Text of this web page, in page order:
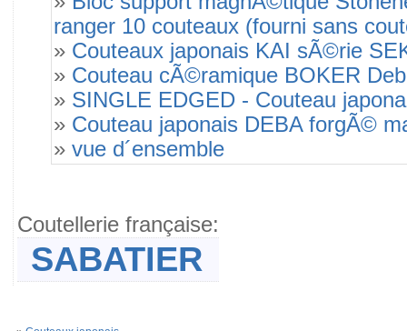
ranger 10 couteaux (fourni sans
» Couteaux japonais KAI sÃ©rie
» Couteau cÃ©ramique BOKER
» SINGLE EDGED - Couteau
» Couteau japonais DEBA forgÃ©
» vue d´ensemble
Coutellerie française:
SABATIER